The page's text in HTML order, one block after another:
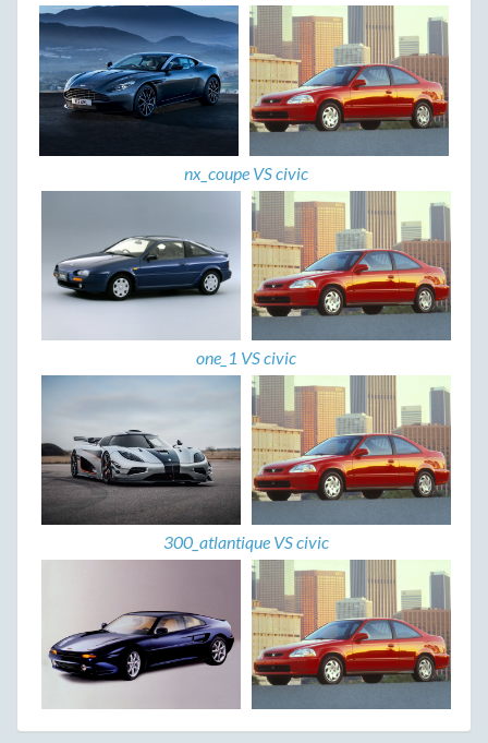
nx_coupe VS civic
one_1 VS civic
300_atlantique VS civic